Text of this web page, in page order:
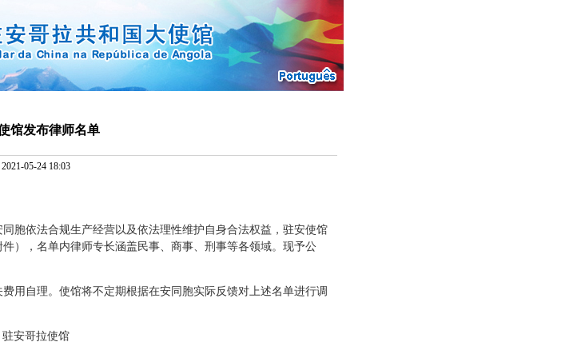
馆发布律师名单
2021-05-24 18:03
依法合规生产经营以及依法理性维护自身合法权益，驻安使馆
），名单内律师专长涵盖民事、商事、刑事等各领域。现予公
自理。使馆将不定期根据在安同胞实际反馈对上述名单进行调
驻安哥拉使馆